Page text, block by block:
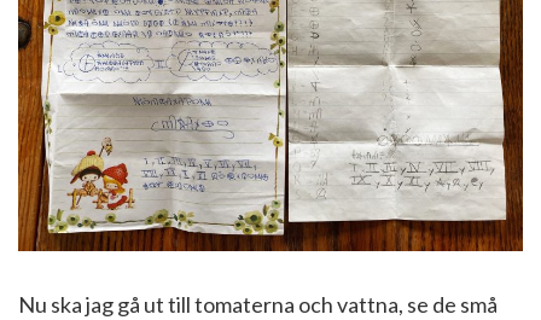
Nu ska jag gå ut till tomaterna och vattna, se de små